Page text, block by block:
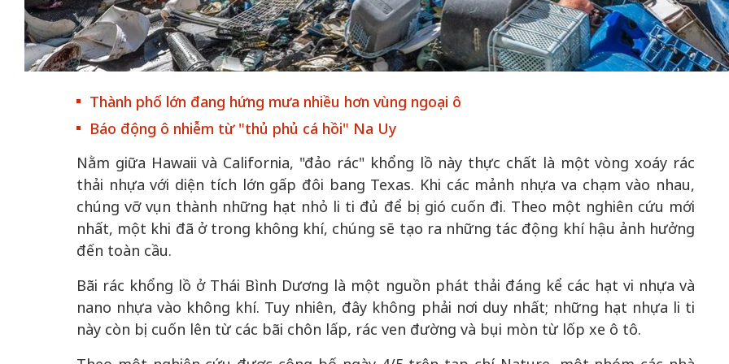
Thành phố lớn đang hứng mưa nhiều hơn vùng ngoại ô
Báo động ô nhiễm từ "thủ phủ cá hồi" Na Uy
Nằm giữa Hawaii và California, "đảo rác" khổng lồ này thực chất là một vòng xoáy rác
thải nhựa với diện tích lớn gấp đôi bang Texas. Khi các mảnh nhựa va chạm vào nhau,
chúng vỡ vụn thành những hạt nhỏ li ti đủ để bị gió cuốn đi. Theo một nghiên cứu mới
nhất, một khi đã ở trong không khí, chúng sẽ tạo ra những tác động khí hậu ảnh hưởng
đến toàn cầu.
Bãi rác khổng lồ ở Thái Bình Dương là một nguồn phát thải đáng kể các hạt vi nhựa và
nano nhựa vào không khí. Tuy nhiên, đây không phải nơi duy nhất; những hạt nhựa li ti
này còn bị cuốn lên từ các bãi chôn lấp, rác ven đường và bụi mòn từ lốp xe ô tô.
Hà Nội vững bước vào
mới - Kỳ 5: Thủ đô qua
lăng kính số hóa
nhập UNESCO: Khơi
nguồn nội lực văn hóa,
tạo | Kỳ 4: Sáng kiến
làm nên diện mạo mới
nhập UNESCO: Khơi
tạo | Kỳ 3: Hội nhập
quốc tế bằng bản lĩnh
Việt Nam
50 năm Việt
hòa bình thể
quyết định